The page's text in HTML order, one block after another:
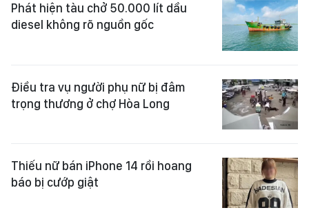
Phát hiện tàu chở 50.000 lít dầu
diesel không rõ nguồn gốc
Điều tra vụ người phụ nữ bị đâm
trọng thương ở chợ Hòa Long
Thiếu nữ bán iPhone 14 rồi hoang
báo bị cướp giật